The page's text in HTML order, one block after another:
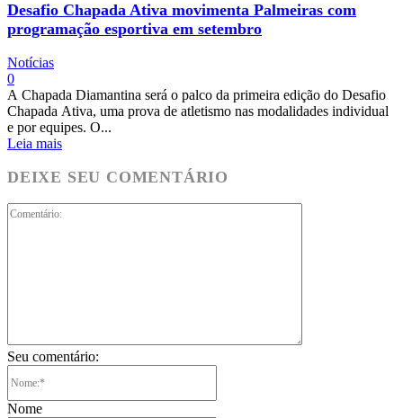
Desafio Chapada Ativa movimenta Palmeiras com
programação esportiva em setembro
Notícias
0
A Chapada Diamantina será o palco da primeira edição do Desafio
Chapada Ativa, uma prova de atletismo nas modalidades individual
e por equipes. O...
Leia mais
DEIXE SEU COMENTÁRIO
Seu comentário:
Nome